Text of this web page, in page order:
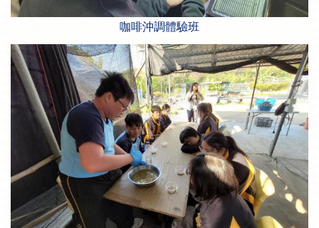
咖啡沖調體驗班